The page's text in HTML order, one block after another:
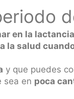
en la lactancia
la salud
y que puedes
sea en poca